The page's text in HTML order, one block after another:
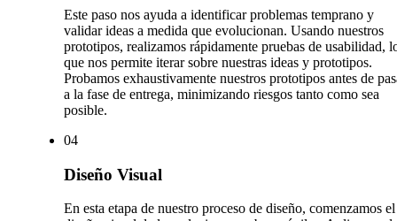
Este paso nos ayuda a identificar problemas temprano y
validar ideas a medida que evolucionan. Usando nuestros
prototipos, realizamos rápidamente pruebas de usabilidad,
que nos permite iterar sobre nuestras ideas y prototipos.
Probamos exhaustivamente nuestros prototipos antes de
a la fase de entrega, minimizando riesgos tanto como sea
posible.
04
Diseño Visual
En esta etapa de nuestro proceso de diseño, comenzamos el